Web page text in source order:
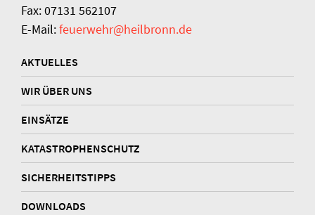
Fax: 07131 562107
E-Mail:feuerwehr@heilbronn.de
AKTUELLES
WIR ÜBER UNS
EINSÄTZE
KATASTROPHENSCHUTZ
SICHERHEITSTIPPS
DOWNLOADS